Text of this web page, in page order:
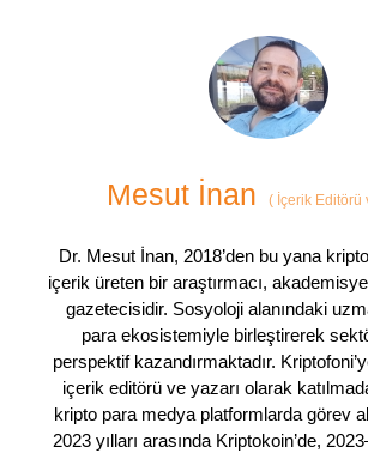
Mesut İnan ( İçerik Editörü
Dr. Mesut İnan, 2018’den bu yana
içerik üreten bir araştırmacı,
gazetecisidir. Sosyoloji alanındaki
para ekosistemiyle birleştirerek
perspektif kazandırmaktadır.
içerik editörü ve yazarı olarak
kripto para medya platformlarda görev
2023 yılları arasında Kriptokoin’de,